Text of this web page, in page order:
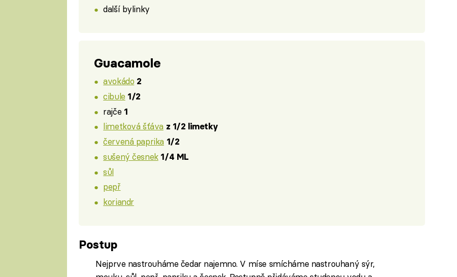
další bylinky
Guacamole
avokádo 2
cibule 1/2
rajče 1
limetková šťáva z 1/2 limetky
červená paprika 1/2
sušený česnek 1/4 ML
sůl
pepř
koriandr
Postup
Nejprve nastrouháme čedar najemno. V míse smícháme nastrouhaný sýr,